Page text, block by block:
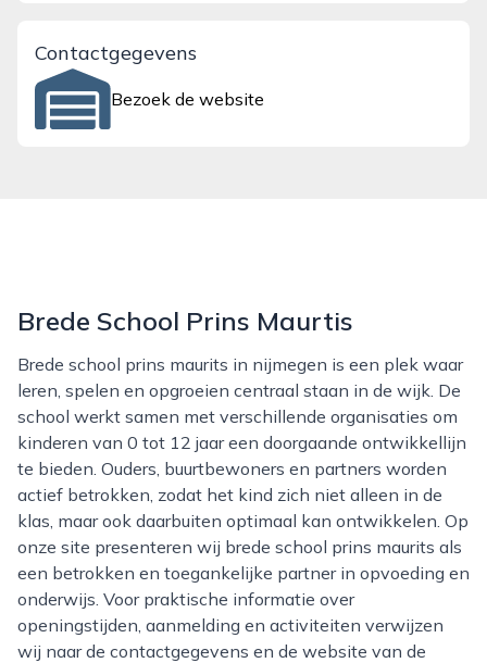
Contactgegevens
Bezoek de website
Brede School Prins Maurtis
Brede school prins maurits in nijmegen is een plek waar
leren, spelen en opgroeien centraal staan in de wijk. De
school werkt samen met verschillende organisaties om
kinderen van 0 tot 12 jaar een doorgaande ontwikkellijn
te bieden. Ouders, buurtbewoners en partners worden
actief betrokken, zodat het kind zich niet alleen in de
klas, maar ook daarbuiten optimaal kan ontwikkelen. Op
onze site presenteren wij brede school prins maurits als
een betrokken en toegankelijke partner in opvoeding en
onderwijs. Voor praktische informatie over
openingstijden, aanmelding en activiteiten verwijzen
wij naar de contactgegevens en de website van de